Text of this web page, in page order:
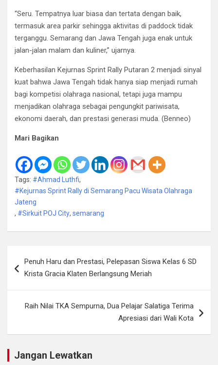
“Seru. Tempatnya luar biasa dan tertata dengan baik,
termasuk area parkir sehingga aktivitas di paddock tidak
terganggu. Semarang dan Jawa Tengah juga enak untuk
jalan-jalan malam dan kuliner,” ujarnya.
Keberhasilan Kejurnas Sprint Rally Putaran 2 menjadi sinyal
kuat bahwa Jawa Tengah tidak hanya siap menjadi rumah
bagi kompetisi olahraga nasional, tetapi juga mampu
menjadikan olahraga sebagai pengungkit pariwisata,
ekonomi daerah, dan prestasi generasi muda. (Benneo)
Mari Bagikan
Tags: #Ahmad Luthfi,
#Kejurnas Sprint Rally di Semarang Pacu Wisata Olahraga
Jateng
, #Sirkuit POJ City, semarang
posPenuh Haru dan Prestasi, Pelepasan Siswa Kelas 6 SD
Krista Gracia Klaten Berlangsung Meriah
Raih Nilai TKA Sempurna, Dua Pelajar Salatiga Terima
Apresiasi dari Wali Kota
Jangan Lewatkan